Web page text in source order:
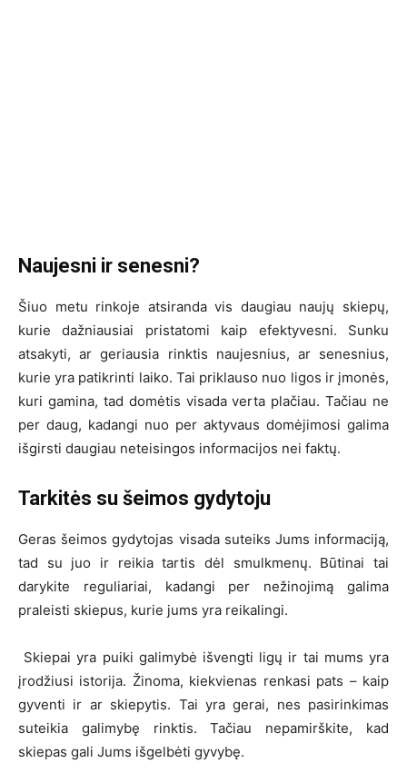
Naujesni ir senesni?
Šiuo metu rinkoje atsiranda vis daugiau naujų skiepų,
kurie dažniausiai pristatomi kaip efektyvesni. Sunku
atsakyti, ar geriausia rinktis naujesnius, ar senesnius,
kurie yra patikrinti laiko. Tai priklauso nuo ligos ir įmonės,
kuri gamina, tad domėtis visada verta plačiau. Tačiau ne
per daug, kadangi nuo per aktyvaus domėjimosi galima
išgirsti daugiau neteisingos informacijos nei faktų.
Tarkitės su šeimos gydytoju
Geras šeimos gydytojas visada suteiks Jums informaciją,
tad su juo ir reikia tartis dėl smulkmenų. Būtinai tai
darykite reguliariai, kadangi per nežinojimą galima
praleisti skiepus, kurie jums yra reikalingi.
Skiepai yra puiki galimybė išvengti ligų ir tai mums yra
įrodžiusi istorija. Žinoma, kiekvienas renkasi pats – kaip
gyventi ir ar skiepytis. Tai yra gerai, nes pasirinkimas
suteikia galimybę rinktis. Tačiau nepamirškite, kad
skiepas gali Jums išgelbėti gyvybę.